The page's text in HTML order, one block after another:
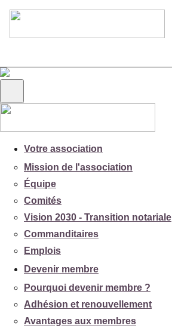
Votre association
Mission de l'association
Équipe
Comités
Vision 2030 - Transition notariale
Commanditaires
Emplois
Devenir membre
Pourquoi devenir membre ?
Adhésion et renouvellement
Avantages aux membres